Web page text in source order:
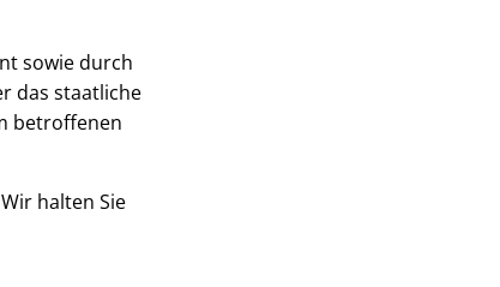
sowie durch
das staatliche
betroffenen
halten Sie